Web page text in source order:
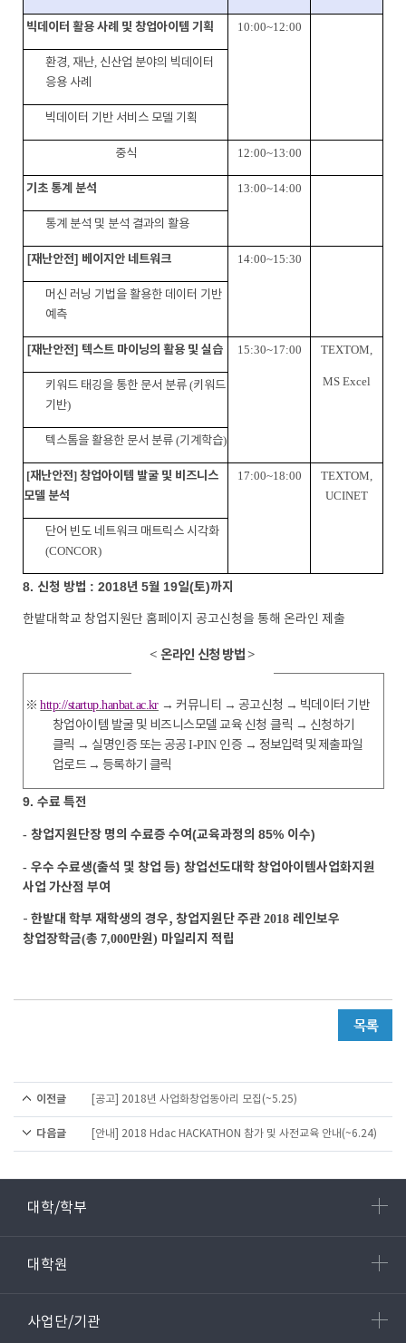
빅데이터 활용 사례 및 창업아이템 기획 10:00~12:00
환경, 재난, 신산업 분야의 빅데이터
응용 사례
빅데이터 기반 서비스 모델 기획
중식 12:00~13:00
기초 통계 분석 13:00~14:00
통계 분석 및 분석 결과의 활용
[재난안전] 베이지안 네트워크 14:00~15:30
머신 러닝 기법을 활용한 데이터 기반
예측
[재난안전] 텍스트 마이닝의 활용 및 실습 15:30~17:00 TEXTOM,
MS Excel
키워드 태깅을 통한 문서 분류 (키워드
기반)
텍스톰을 활용한 문서 분류 (기계학습)
[재난안전] 창업아이템 발굴 및 비즈니스
모델 분석
17:00~18:00
TEXTOM,
UCINET
단어 빈도 네트워크 매트릭스 시각화
(CONCOR)
8. 신청 방법 : 2018년 5월 19일(토)까지
한밭대학교 창업지원단 홈페이지 공고신청을 통해 온라인 제출
<온라인 신청 방법>
※http://startup.hanbat.ac.kr →커뮤니티 → 공고신청 → 빅데이터 기반
창업아이템 발굴 및 비즈니스모델 교육 신청 클릭 → 신청하기
클릭 → 실명인증 또는 공공I-PIN 인증 → 정보입력 및 제출파일
업로드 → 등록하기 클릭
9. 수료 특전
- 창업지원단장 명의 수료증 수여(교육과정의 85% 이수)
- 우수 수료생(출석 및 창업 등) 창업선도대학 창업아이템사업화지원
사업 가산점 부여
- 한밭대 학부 재학생의 경우, 창업지원단 주관 2018 레인보우
창업장학금(총 7,000만원) 마일리지 적립
이전글 [공고] 2018년 사업화창업동아리 모집(~5.25)
다음글 [안내] 2018 Hdac HACKATHON 참가 및 사전교육 안내(~6.24)
대학/학부
대학원
사업단/기관